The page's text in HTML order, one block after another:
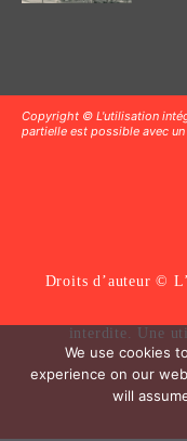
Copyright © L'utilisation
partielle est possible avec
Droits d’auteur ©
interdite. Une
We use cookies
experience on our
will